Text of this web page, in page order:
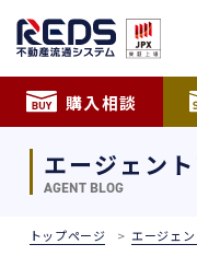
購入相談
エージェン
AGENT BLOG
トップページ エージェ